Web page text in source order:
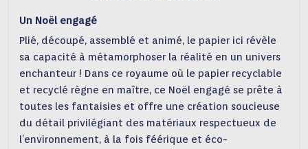
Un Noël engagé
Plié, découpé, assemblé et animé, le papier ici révèle
sa capacité à métamorphoser la réalité en un univers
enchanteur ! Dans ce royaume où le papier recyclable
et recyclé règne en maître, ce Noël engagé se prête à
toutes les fantaisies et offre une création soucieuse
du détail privilégiant des matériaux respectueux de
l’environnement, à la fois féérique et éco-